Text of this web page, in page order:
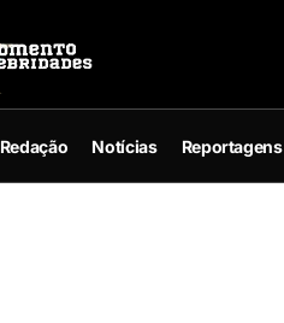
Redação Notícias Reportagens